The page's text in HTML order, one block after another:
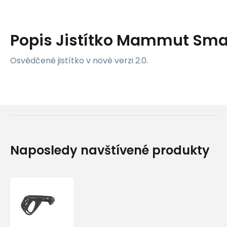
Popis Jistítko Mammut
Osvědčené jistítko v nové verzi 2.0.
Naposledy navštívené produkty